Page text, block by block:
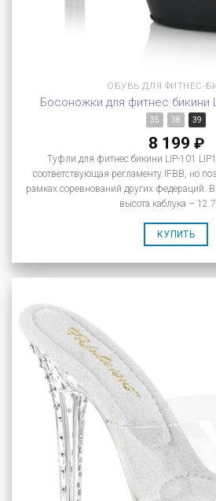
ОБУВЬ ДЛЯ ФИТНЕС-
Босоножки для фитнес бикини
35 38 39
8 199 ₽
Туфли для фитнес бикини LIP-101
соответствующая регламенту IFBB, но
рамках соревнований других федераций.
высота каблука –
КУПИТЬ